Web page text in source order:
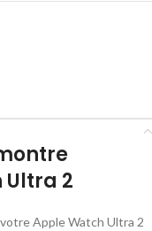
2
Apple Watch Ultra 2